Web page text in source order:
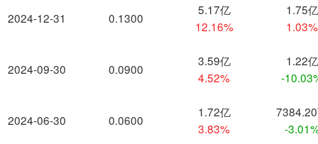
2024-12-31
2024-09-30
2024-06-30
0.1300
5.17亿
12.16%
1.75亿
1.03%
0.0900
3.59亿
4.52%
1.22亿
-
0.0600
1.72亿
3.83%
-